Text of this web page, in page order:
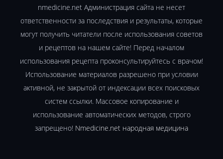
nmedicine.net Администрация сайта не несет
ответственности за последствия и результаты, которые
могут получить читатели после использования советов
и рецептов на нашем сайте! Перед началом
использования рецепта проконсультируйтесь с врачом!
Использование материалов разрешено при условии
активной, не закрытой от индексации всех поисковых
систем ссылки. Массовое копирование и
использование автоматических методов, строго
запрещено! Nmedicine.net народная медицина